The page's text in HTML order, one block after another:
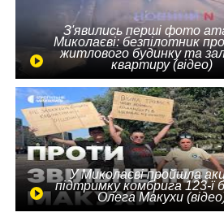
З'явились перші фото
Миколаєві: безпілотник
житлового будинку та
квартиру (відео)
У Миколаєві пройшла
підтримку комбрига 123-ї
Олега Макухи